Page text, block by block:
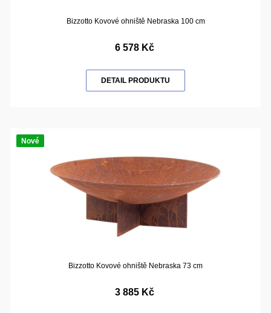
Bizzotto Kovové ohniště Nebraska 100 cm
6 578 Kč
DETAIL PRODUKTU
Nové
Bizzotto Kovové ohniště Nebraska 73 cm
3 885 Kč